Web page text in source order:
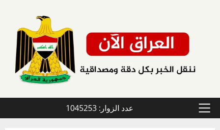
القائمة
عدد الزوار: 1045253